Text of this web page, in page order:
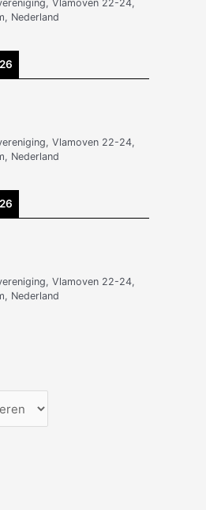
Vlamoven 22-24,
Nederland
Vlamoven 22-24,
Nederland
Vlamoven 22-24,
Nederland